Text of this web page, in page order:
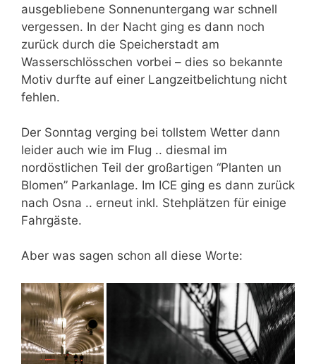
ausgebliebene Sonnenuntergang war schnell
vergessen. In der Nacht ging es dann noch
zurück durch die Speicherstadt am
Wasserschlösschen vorbei – dies so bekannte
Motiv durfte auf einer Langzeitbelichtung nicht
fehlen.
Der Sonntag verging bei tollstem Wetter dann
leider auch wie im Flug .. diesmal im
nordöstlichen Teil der großartigen “Planten un
Blomen” Parkanlage. Im ICE ging es dann zurück
nach Osna .. erneut inkl. Stehplätzen für einige
Fahrgäste.
Aber was sagen schon all diese Worte: